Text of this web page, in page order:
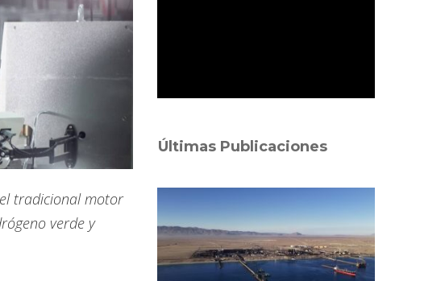
tradicional motor
verde y
Últimas Publicaciones